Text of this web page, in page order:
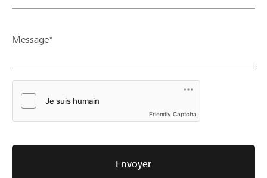
Message*
Friendly Captcha
Envoyer